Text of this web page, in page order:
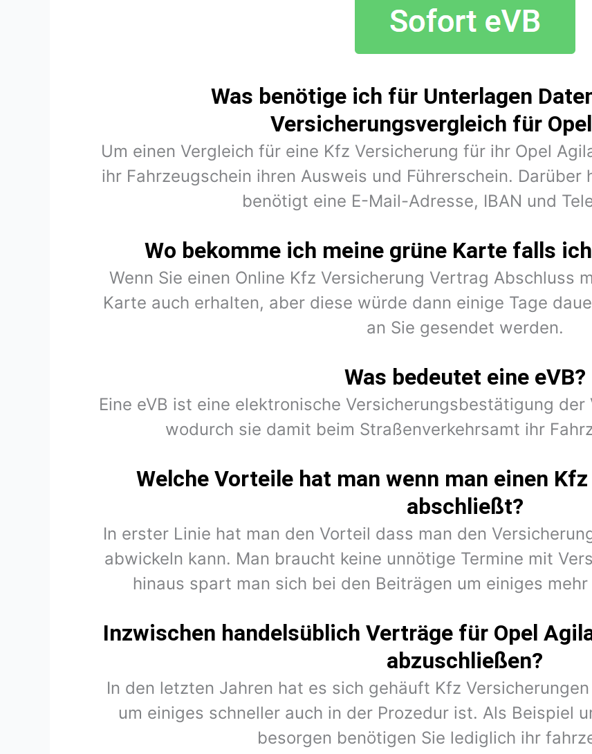
Was benötige ich für Unterlagen
Versicherungsvergleich für
Um einen Vergleich für eine Kfz Versicherung für ihr Opel
ihr Fahrzeugschein ihren Ausweis und Führerschein.
benötigt eine E-Mail-Adresse, IBAN und
Wo bekomme ich meine grüne Karte falls
Wenn Sie einen Online Kfz Versicherung Vertrag Abschluss
Karte auch erhalten, aber diese würde dann einige Tage
an Sie gesendet werden.
Was bedeutet eine eVB?
Eine eVB ist eine elektronische Versicherungsbestätigung
wodurch sie damit beim Straßenverkehrsamt ihr
Welche Vorteile hat man wenn man einen
abschließt?
In erster Linie hat man den Vorteil dass man den
abwickeln kann. Man braucht keine unnötige Termine mit
hinaus spart man sich bei den Beiträgen um einiges
Inzwischen handelsüblich Verträge für Opel
abzuschließen?
In den letzten Jahren hat es sich gehäuft Kfz
um einiges schneller auch in der Prozedur ist. Als Beispiel
besorgen benötigen Sie lediglich ihr